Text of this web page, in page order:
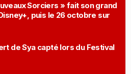
Sorciers » fait son grand
puis le 26 octobre sur
de Sya capté lors du Festival